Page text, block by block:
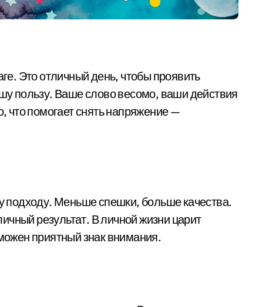
Это отличный день, чтобы проявить
пользу. Ваше слово весомо, ваши действия
что помогает снять напряжение —
подходу. Меньше спешки, больше качества.
результат. В личной жизни царит
приятный знак внимания.